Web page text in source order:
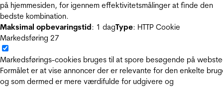
på hjemmesiden, for igennem effektivitetsmålinger at finde den
bedste kombination.
Maksimal opbevaringstid: 1 dagType: HTTP Cookie
Markedsføring 27
Markedsførings-cookies bruges til at spore besøgende på
Formålet er at vise annoncer der er relevante for den enkelte
og som dermed er mere værdifulde for udgivere og